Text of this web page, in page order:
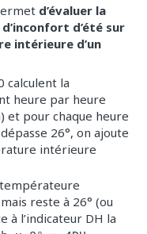
d’évaluer la
d’été sur
intérieure d’un
calculent la
heure par heure
et pour chaque heure
26°, on ajoute
intérieure
reste à 26° (ou
à l’indicateur DH la